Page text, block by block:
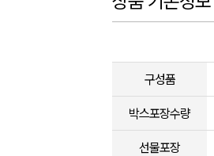
구성품
박스포장수량
선물포장